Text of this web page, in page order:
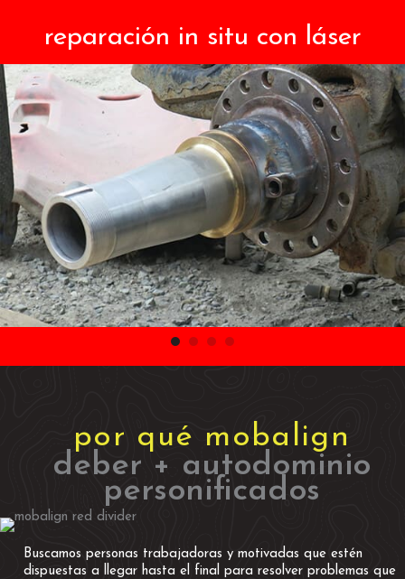
reparación in situ con láser
por qué mobalign
deber + autodominio
personificados
Buscamos personas trabajadoras y motivadas que estén
dispuestas a llegar hasta el final para resolver problemas que